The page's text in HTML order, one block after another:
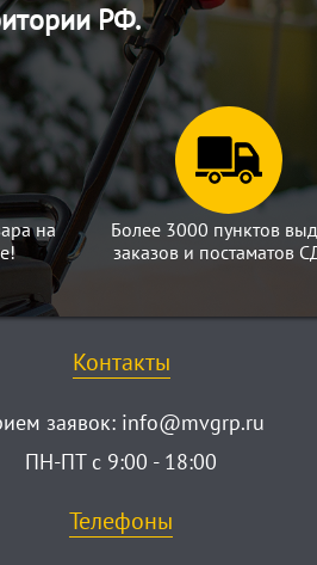
РФ.
на
Более 3000 пунктов
заказов и постаматов
Контакты
заявок: info@mvgrp.ru
ПН-ПТ с 9:00 - 18:00
Телефоны